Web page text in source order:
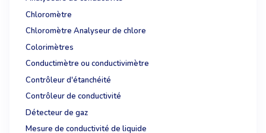
Chloromètre
Chloromètre Analyseur de chlore
Colorimètres
Conductimètre ou conductivimètre
Contrôleur d'étanchéité
Contrôleur de conductivité
Détecteur de gaz
Mesure de conductivité de liquide